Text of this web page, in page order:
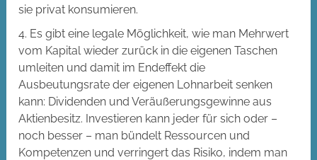
sie privat konsumieren.
4. Es gibt eine legale Möglichkeit, wie man Mehrwert
vom Kapital wieder zurück in die eigenen Taschen
umleiten und damit im Endeffekt die
Ausbeutungsrate der eigenen Lohnarbeit senken
kann: Dividenden und Veräußerungsgewinne aus
Aktienbesitz. Investieren kann jeder für sich oder –
noch besser – man bündelt Ressourcen und
Kompetenzen und verringert das Risiko, indem man